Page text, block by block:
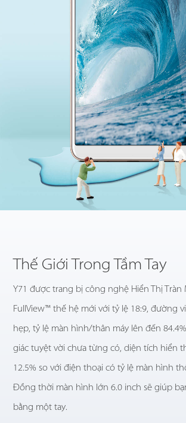
Thế Giới Trong Tầm Tay
Y71 được trang bị công nghệ Hiển Thị Tràn
FullView™ thế hệ mới với tỷ lệ 18:9, đường
hẹp, tỷ lệ màn hình/thân máy lên đến
giác tuyệt vời chưa từng có, diện tích hiển
12.5% so với điện thoại có tỷ lệ màn hình
Đồng thời màn hình lớn 6.0 inch sẽ giúp
bằng một tay.